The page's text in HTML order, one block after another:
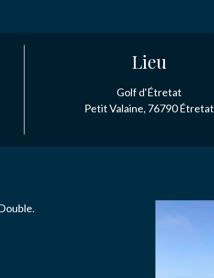
Lieu
Golf d'Étretat
Petit Valaine, 76790 Étretat